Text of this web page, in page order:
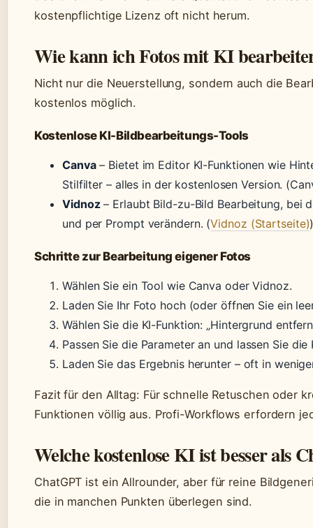
kostenpflichtige Lizenz oft nicht herum.
Wie kann ich Fotos mit KI
Nicht nur die Neuerstellung, sondern auch die
kostenlos möglich.
Kostenlose KI-Bildbearbeitungs-Tools
Canva– Bietet im Editor KI-Funktionen wie
Stilfilter – alles in der kostenlosen Version.
Vidnoz– Erlaubt Bild-zu-Bild Bearbeitung, bei
und per Prompt verändern. (Vidnoz (Startseite)
Schritte zur Bearbeitung eigener Fotos
Wählen Sie ein Tool wie Canva oder Vidnoz.
Laden Sie Ihr Foto hoch (oder öffnen Sie ein
Wählen Sie die KI-Funktion: „Hintergrund
Passen Sie die Parameter an und lassen Sie die
Laden Sie das Ergebnis herunter – oft in
Fazit für den Alltag: Für schnelle Retuschen oder
Funktionen völlig aus. Profi-Workflows erfordern
Welche kostenlose KI ist besser als
ChatGPT ist ein Allrounder, aber für reine
die in manchen Punkten überlegen sind.